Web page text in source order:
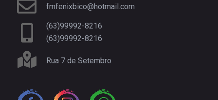
fmfenixbico@hotmail.com
(63)99992-8216
(63)99992-8216
Rua 7 de Setembro